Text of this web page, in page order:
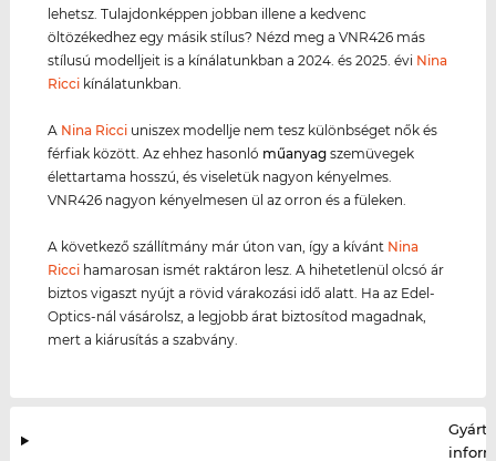
lehetsz. Tulajdonképpen jobban illene a kedvenc
öltözékedhez egy másik stílus? Nézd meg a VNR426 más
stílusú modelljeit is a kínálatunkban a 2024. és 2025. évi Nina
Ricci kínálatunkban.
A Nina Ricci uniszex modellje nem tesz különbséget nők és
férfiak között. Az ehhez hasonló műanyag szemüvegek
élettartama hosszú, és viseletük nagyon kényelmes.
VNR426 nagyon kényelmesen ül az orron és a füleken.
A következő szállítmány már úton van, így a kívánt Nina
Ricci hamarosan ismét raktáron lesz. A hihetetlenül olcsó ár
biztos vigaszt nyújt a rövid várakozási idő alatt. Ha az Edel-
Optics-nál vásárolsz, a legjobb árat biztosítod magadnak,
mert a kiárusítás a szabvány.